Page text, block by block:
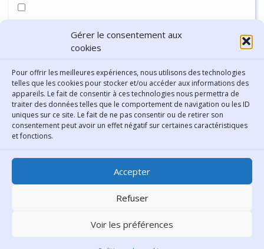
Gérer le consentement aux
cookies
Pour offrir les meilleures expériences, nous utilisons des technologies
telles que les cookies pour stocker et/ou accéder aux informations des
appareils. Le fait de consentir à ces technologies nous permettra de
traiter des données telles que le comportement de navigation ou les ID
uniques sur ce site. Le fait de ne pas consentir ou de retirer son
consentement peut avoir un effet négatif sur certaines caractéristiques
et fonctions.
Accepter
Refuser
Voir les préférences
navigateur pour mon prochain commentaire.
Bibliothèque municipale de
Lyon
30 Boulevard Vivier-Merle